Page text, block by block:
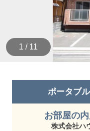
1 / 11
ポータブ
お部屋の
株式会社ハ